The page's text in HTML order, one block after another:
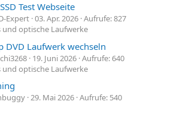
Test Webseite
Expert 03. Apr. 2026 Aufrufe: 827
und optische Laufwerke
DVD Laufwerk wechseln
19. Juni 2026 Aufrufe: 640
und optische Laufwerke
29. Mai 2026 Aufrufe: 540